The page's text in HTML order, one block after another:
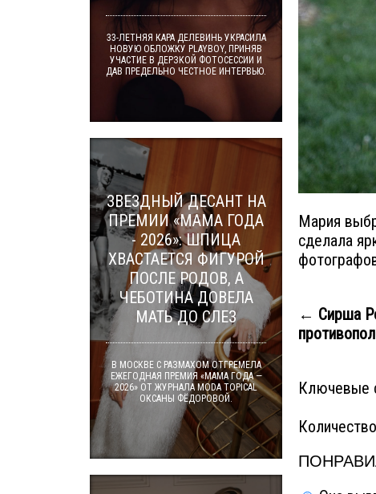
Мария
сделала
← Сирша
Ключевые
33-ЛЕТНЯЯ КАРА ДЕЛЕВИНЬ УКРАСИЛА
НОВУЮ ОБЛОЖКУ PLAYBOY, ПРИНЯВ
УЧАСТИЕ В ДЕРЗКОЙ ФОТОСЕССИИ И
ДАВ ПРЕДЕЛЬНО ЧЕСТНОЕ ИНТЕРВЬЮ.
ЗВЕЗДНЫЙ ДЕСАНТ НА
ПРЕМИИ «МАМА ГОДА
- 2026»: ШПИЦА
ХВАСТАЕТСЯ ФИГУРОЙ
ПОСЛЕ РОДОВ, А
ЧЕБОТИНА ДОВЕЛА
МАТЬ ДО СЛЕЗ
В МОСКВЕ С РАЗМАХОМ ОТГРЕМЕЛА
ЕЖЕГОДНАЯ ПРЕМИЯ «МАМА ГОДА —
2026» ОТ ЖУРНАЛА MODA TOPICAL
ОКСАНЫ ФЁДОРОВОЙ.